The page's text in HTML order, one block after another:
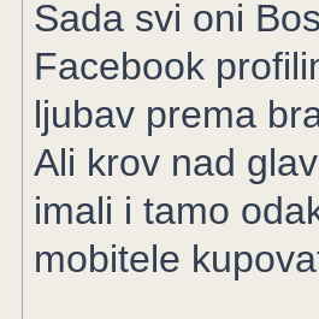
Sada svi oni
Facebook
ljubav prema
Ali krov nad
imali i tamo
mobitele